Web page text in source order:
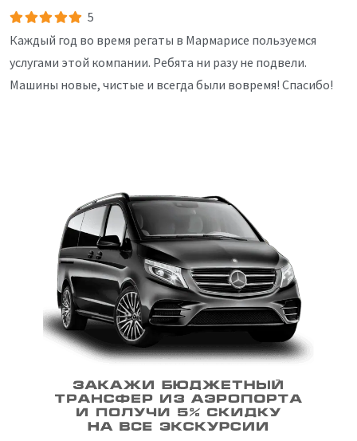
5
Каждый год во время регаты в Мармарисе пользуемся
услугами этой компании. Ребята ни разу не подвели.
Машины новые, чистые и всегда были вовремя! Спасибо!